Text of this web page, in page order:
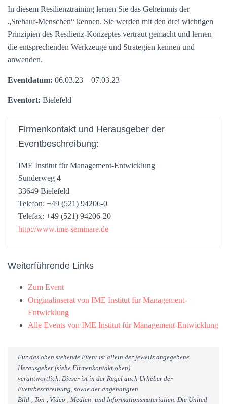
In diesem Resilienztraining lernen Sie das Geheimnis der
„Stehauf-Menschen“ kennen. Sie werden mit den drei wichtigen
Prinzipien des Resilienz-Konzeptes vertraut gemacht und lernen
die entsprechenden Werkzeuge und Strategien kennen und
anwenden.
Eventdatum: 06.03.23 – 07.03.23
Eventort: Bielefeld
Firmenkontakt und Herausgeber der
Eventbeschreibung:
IME Institut für Management-Entwicklung
Sunderweg 4
33649 Bielefeld
Telefon: +49 (521) 94206-0
Telefax: +49 (521) 94206-20
http://www.ime-seminare.de
Weiterführende Links
Zum Event
Originalinserat von IME Institut für Management-
Entwicklung
Alle Events von IME Institut für Management-Entwicklung
Für das oben stehende Event ist allein der jeweils angegebene
Herausgeber (siehe Firmenkontakt oben)
verantwortlich. Dieser ist in der Regel auch Urheber der
Eventbeschreibung, sowie der angehängten
Bild-, Ton-, Video-, Medien- und Informationsmaterialien. Die United